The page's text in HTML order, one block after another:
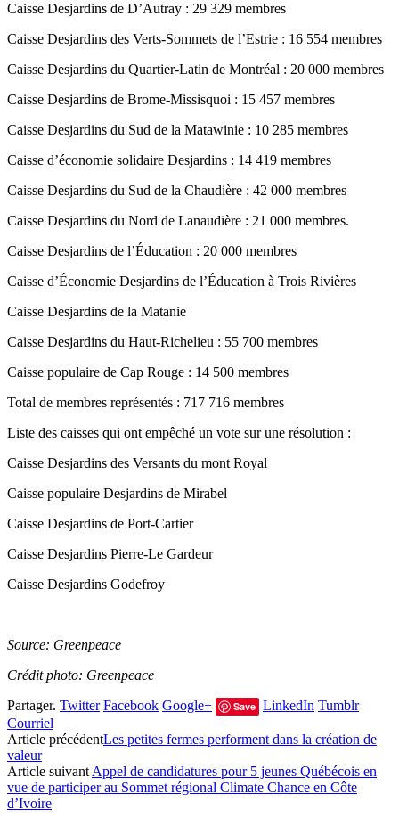
Caisse Desjardins de D’Autray : 29 329 membres
Caisse Desjardins des Verts-Sommets de l’Estrie : 16 554 membres
Caisse Desjardins du Quartier-Latin de Montréal : 20 000 membres
Caisse Desjardins de Brome-Missisquoi : 15 457 membres
Caisse Desjardins du Sud de la Matawinie : 10 285 membres
Caisse d’économie solidaire Desjardins : 14 419 membres
Caisse Desjardins du Sud de la Chaudière : 42 000 membres
Caisse Desjardins du Nord de Lanaudière : 21 000 membres.
Caisse Desjardins de l’Éducation : 20 000 membres
Caisse d’Économie Desjardins de l’Éducation à Trois Rivières
Caisse Desjardins de la Matanie
Caisse Desjardins du Haut-Richelieu : 55 700 membres
Caisse populaire de Cap Rouge : 14 500 membres
Total de membres représentés : 717 716 membres
Liste des caisses qui ont empêché un vote sur une résolution :
Caisse Desjardins des Versants du mont Royal
Caisse populaire Desjardins de Mirabel
Caisse Desjardins de Port-Cartier
Caisse Desjardins Pierre-Le Gardeur
Caisse Desjardins Godefroy
Source: Greenpeace
Crédit photo: Greenpeace
Partager. Twitter Facebook Google+ Save LinkedIn Tumblr
Courriel
Article précédentLes petites fermes performent dans la création de
valeur
Article suivant Appel de candidatures pour 5 jeunes Québécois en
vue de participer au Sommet régional Climate Chance en Côte
d’Ivoire